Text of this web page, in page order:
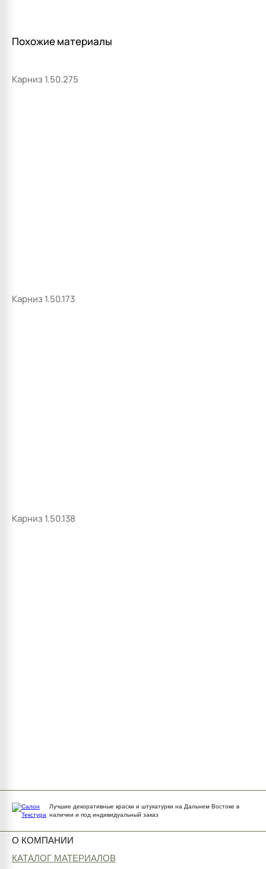
Похожие материалы
Карниз 1.50.275
Карниз 1.50.173
Карниз 1.50.138
Лучшие декоративные краски и штукатурки на Дальнем Востоке в
наличии и под индивидуальный заказ
О КОМПАНИИ
КАТАЛОГ МАТЕРИАЛОВ